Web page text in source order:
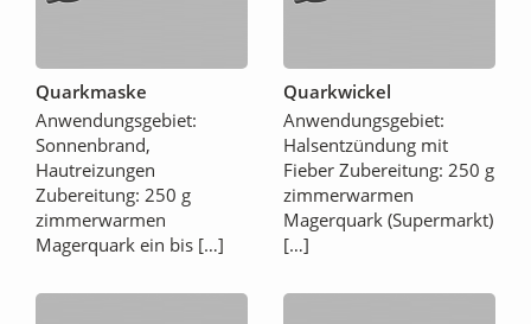
Quarkmaske
Anwendungsgebiet:
Sonnenbrand,
Hautreizungen
Zubereitung: 250 g
zimmerwarmen
Magerquark ein bis […]
Quarkwickel
Anwendungsgebiet:
Halsentzündung mit
Fieber Zubereitung: 250 g
zimmerwarmen
Magerquark (Supermarkt)
[…]